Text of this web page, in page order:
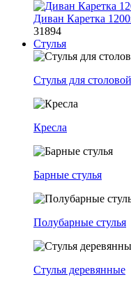
Диван Каретка
31894
Стулья
Стулья для
Кресла
Барные стулья
Полубарные стулья
Стулья деревянные